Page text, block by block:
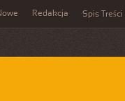
Redakcja Spis Treści